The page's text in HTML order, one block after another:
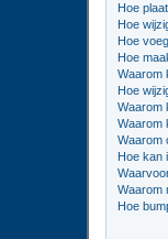
Hoe
Hoe
Hoe
Hoe
Waarom
Hoe
Waarom
Waarom
Waarom
Hoe kan
Waarom
Hoe